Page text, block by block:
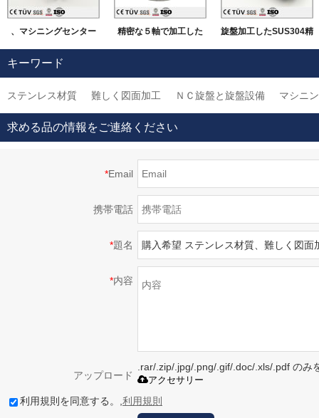
、マシニングセンター 精密な５軸で加工した 旋盤加工したSUS304精
キーワード
ステンレス材質 難しく図面加工 ＮＣ旋盤と旋盤設備 マシニ
求める品の情報をご連絡ください
*Email
携帯電話
*題名
*内容
アップロード
.rar/.zip/.jpg/.png/.gif/.doc/.xls/.pdf のみ
アクセサリー
利用規則を同意する。, 利用規則